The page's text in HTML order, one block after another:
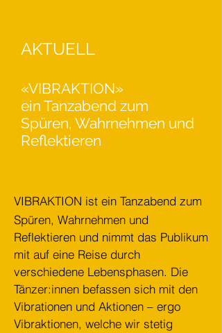
AKTUELL
«VIBRAKTION»
ein Tanzabend zum
Spüren, Wahrnehmen und
Reflektieren
VIBRAKTION ist ein Tanzabend zum
Spüren, Wahrnehmen und
Reflektieren und nimmt das Publikum
mit auf eine Reise durch
verschiedene Lebensphasen. Die
Tänzer:innen befassen sich mit den
Vibrationen und Aktionen – ergo
Vibraktionen, welche wir stetig